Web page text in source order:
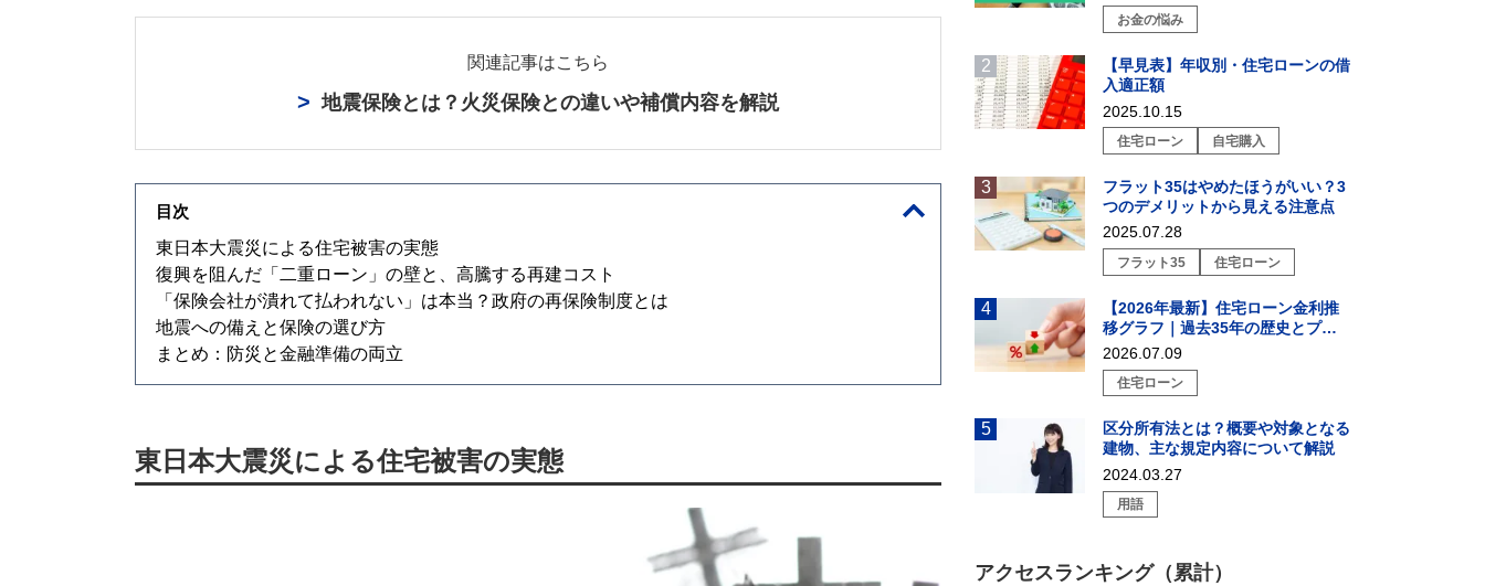
関連記事はこちら
地震保険とは？火災保険との違いや補償内容を解説
目次
東日本大震災による住宅被害の実態
復興を阻んだ「二重ローン」の壁と、高騰する再建コスト
「保険会社が潰れて払われない」は本当？政府の再保険制度とは
地震への備えと保険の選び方
まとめ：防災と金融準備の両立
東日本大震災による住宅被害の実態
お金の悩み
【早見表】年収別・住宅ローンの借
入適正額
2025.10.15
住宅ローン 自宅購入
フラット35はやめたほうがいい？3
つのデメリットから見える注意点
2025.07.28
フラット35 住宅ローン
【2026年最新】住宅ローン金利推
移グラフ｜過去35年の歴史とプロ
が教える戦略的選び方
2026.07.09
住宅ローン
区分所有法とは？概要や対象となる
建物、主な規定内容について解説
2024.03.27
用語
アクセスランキング（累計）